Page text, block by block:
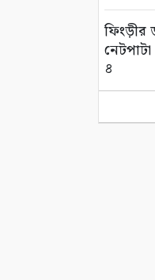
ফিংড়ীর
৪
তালায়